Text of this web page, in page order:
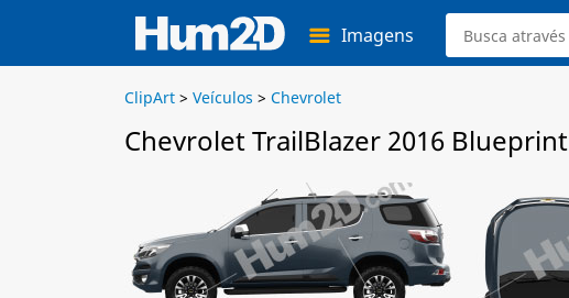
Imagens
ClipArt > Veículos > Chevrolet
Chevrolet TrailBlazer 2016 Blueprint